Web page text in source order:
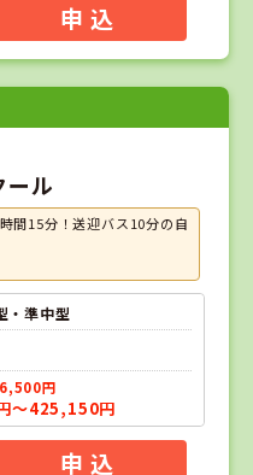
申 込
ール
間15分！送迎バス10分の自
・準中型
円
～425,150円
申 込